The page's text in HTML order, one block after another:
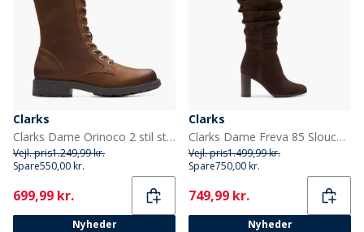
Clarks
Clarks Dame Orinoco 2 stil støvler Brown Snuff
Vejl. pris1.249,99 kr.
Spare550,00 kr.
Current
699,99 kr.
Nyheder
Clarks
Clarks Dame Freva 85 Slouch Høj Støvler Dark Brown Suede
Vejl. pris1.499,99 kr.
Spare750,00 kr.
Current
749,99 kr.
Nyheder